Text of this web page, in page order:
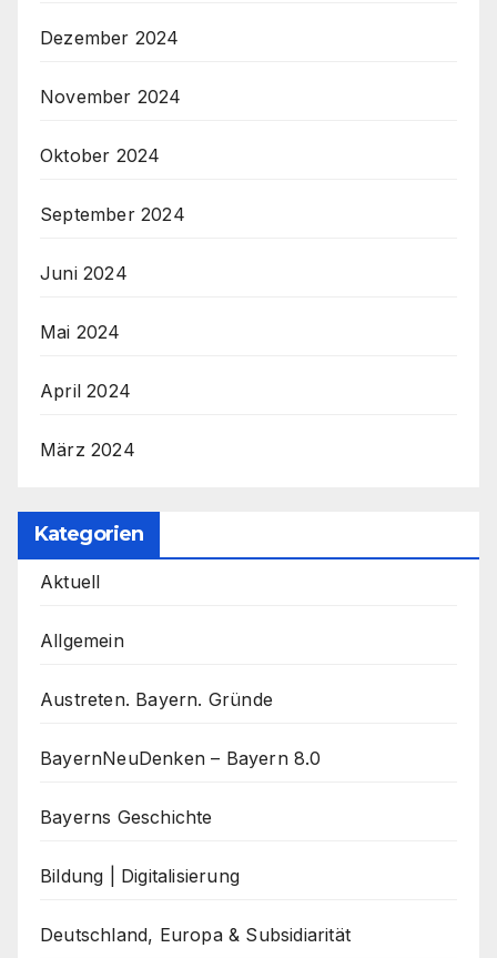
Dezember 2024
November 2024
Oktober 2024
September 2024
Juni 2024
Mai 2024
April 2024
März 2024
Kategorien
Aktuell
Allgemein
Austreten. Bayern. Gründe
BayernNeuDenken – Bayern 8.0
Bayerns Geschichte
Bildung | Digitalisierung
Deutschland, Europa & Subsidiarität